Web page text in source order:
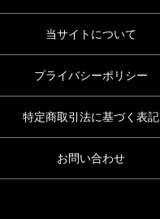
当サイトについて
プライバシーポリシー
特定商取引法に基づく表記
お問い合わせ